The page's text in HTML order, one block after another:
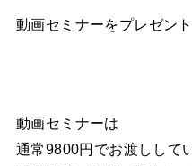
動画セミナーをプレゼント
動画セミナーは
通常9800円でお渡しして